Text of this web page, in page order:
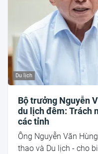
Du lịch
Bộ trưởng Nguyễn
du lịch đêm: Trách
các tỉnh
Ông Nguyễn Văn
thao và Du lịch - cho